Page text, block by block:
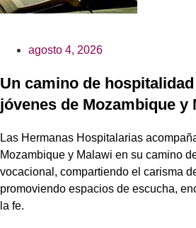
agosto 4, 2026
Un camino de
jóvenes de Mozambique y
Las Hermanas Hospitalarias
Mozambique y Malawi en su camino
vocacional, compartiendo el carisma
promoviendo espacios de escucha,
la fe.